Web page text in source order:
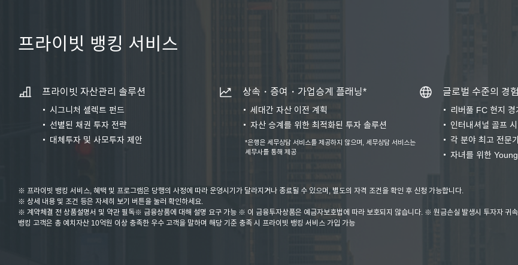
프라이빗 뱅킹 서비스
프라이빗 자산관리 솔루션
시그니처 셀렉트 펀드
선별된 채권 투자 전략
대체투자 및 사모투자 제안
상속・증여・가업승계 플래닝*
세대간 자산 이전 계획
자산 승계를 위한 최적화된 투자 솔루션
*은행은 세무상담 서비스를 제공하지 않으며, 세무상담 서비스는
세무사를 통해 제공
글로벌 수준의 경
리버풀 FC 현지 경
인터내셔널 골프
각 분야 최고 전문
자녀를 위한
※ 프라이빗 뱅킹 서비스, 혜택 및 프로그램은 당행의 사정에 따라 운영시기가 달라지거나 종료될 수 있으며, 별도의 자격 조건을 확인 후 신청 가능합니다.
※ 상세 내용 및 조건 등은 자세히 보기 버튼을 눌러 확인하세요.
※ 계약체결 전 상품설명서 및 약관 필독※ 금융상품에 대해 설명 요구 가능 ※ 이 금융투자상품은 예금자보호법에 따라 보호되지 않습니다. ※ 원금손실 발생시 투자자 귀
뱅킹 고객은 총 예치자산 10억원 이상 충족한 우수 고객을 말하며 해당 기준 충족 시 프라이빗 뱅킹 서비스 가입 가능